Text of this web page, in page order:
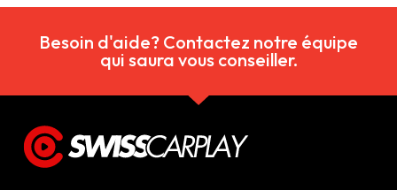
Besoin d'aide? Contactez notre équipe
qui saura vous conseiller.